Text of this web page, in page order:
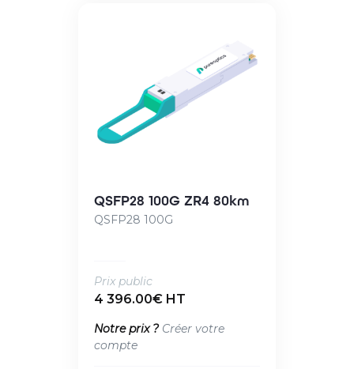
QSFP28 100G ZR4 80km
QSFP28 100G
Prix public
4 396.00€ HT
Notre prix ? Créer votre
compte